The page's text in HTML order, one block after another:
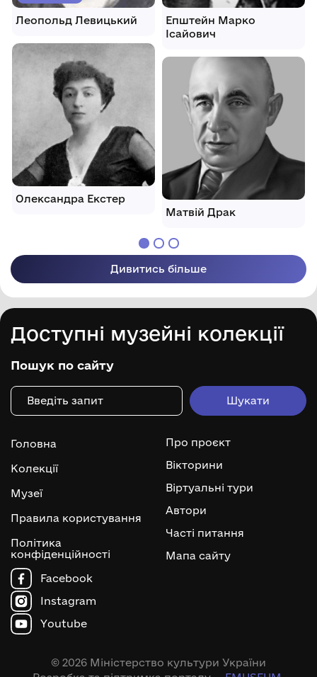
Леопольд Левицький
Олександра Екстер
Епштейн Марко
Ісайович
Матвій Драк
Дивитись більше
Доступні музейні колекції
Пошук по сайту
Головна
Колекції
Музеї
Правила користування
Політика
конфіденційності
Про проєкт
Вікторини
Віртуальні тури
Автори
Часті питання
Мапа сайту
Facebook
Instagram
Youtube
© 2026 Міністерство культури України